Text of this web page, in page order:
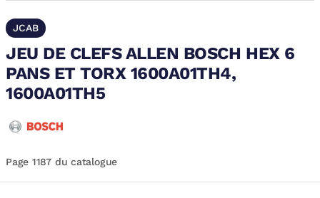
JCAB
JEU DE CLEFS ALLEN BOSCH HEX 6
PANS ET TORX 1600A01TH4,
1600A01TH5
Page 1187 du catalogue